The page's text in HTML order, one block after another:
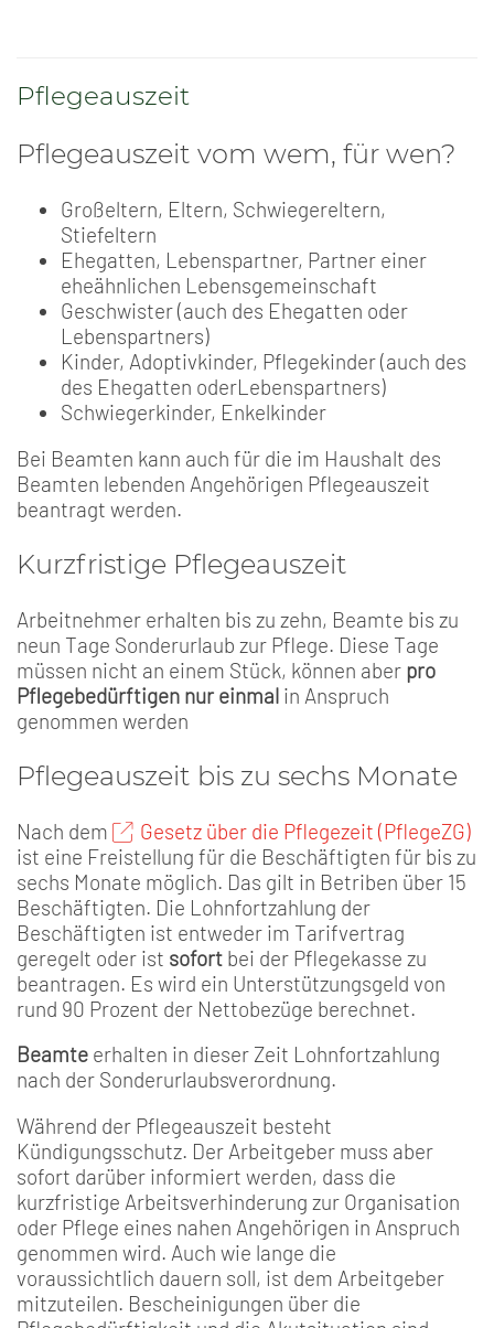
Pflegeauszeit
Pflegeauszeit vom wem, für wen?
Großeltern, Eltern, Schwiegereltern,
Stiefeltern
Ehegatten, Lebenspartner, Partner einer
eheähnlichen Lebensgemeinschaft
Geschwister (auch des Ehegatten oder
Lebenspartners)
Kinder, Adoptivkinder, Pflegekinder (auch des
des Ehegatten oderLebenspartners)
Schwiegerkinder, Enkelkinder
Bei Beamten kann auch für die im Haushalt des
Beamten lebenden Angehörigen Pflegeauszeit
beantragt werden.
Kurzfristige Pflegeauszeit
Arbeitnehmer erhalten bis zu zehn, Beamte bis zu
neun Tage Sonderurlaub zur Pflege. Diese Tage
müssen nicht an einem Stück, können aber pro
Pflegebedürftigen nur einmal in Anspruch
genommen werden
Pflegeauszeit bis zu sechs Monate
Nach dem
Gesetz über die Pflegezeit (PflegeZG)
ist eine Freistellung für die Beschäftigten für bis zu
sechs Monate möglich. Das gilt in Betriben über 15
Beschäftigten. Die Lohnfortzahlung der
Beschäftigten ist entweder im Tarifvertrag
geregelt oder ist sofort bei der Pflegekasse zu
beantragen. Es wird ein Unterstützungsgeld von
rund 90 Prozent der Nettobezüge berechnet.
Beamte erhalten in dieser Zeit Lohnfortzahlung
nach der Sonderurlaubsverordnung.
Während der Pflegeauszeit besteht
Kündigungsschutz. Der Arbeitgeber muss aber
sofort darüber informiert werden, dass die
kurzfristige Arbeitsverhinderung zur Organisation
oder Pflege eines nahen Angehörigen in Anspruch
genommen wird. Auch wie lange die
voraussichtlich dauern soll, ist dem Arbeitgeber
mitzuteilen. Bescheinigungen über die